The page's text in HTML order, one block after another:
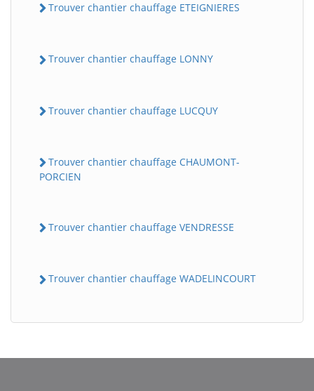
Trouver chantier chauffage ETEIGNIERES
Trouver chantier chauffage LONNY
Trouver chantier chauffage LUCQUY
Trouver chantier chauffage CHAUMONT-
PORCIEN
Trouver chantier chauffage VENDRESSE
Trouver chantier chauffage WADELINCOURT
BatiWebPro